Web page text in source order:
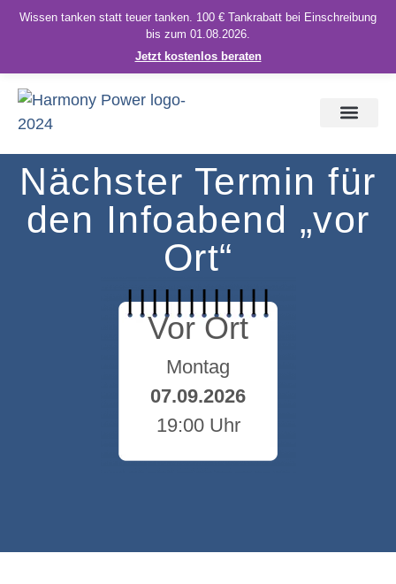
Wissen tanken statt teuer tanken. 100 € Tankrabatt bei Einschreibung
bis zum 01.08.2026.
Jetzt kostenlos beraten
Nächster Termin für
den Infoabend „vor
Ort“
Vor Ort
Montag
07.09.2026
19:00 Uhr